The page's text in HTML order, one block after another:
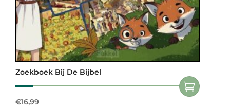
Zoekboek Bij De Bijbel
€16,99